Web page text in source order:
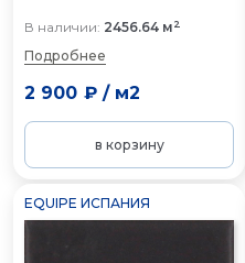
В наличии: 2456.64 м2
Подробнее
2 900 ₽/ м2
в корзину
EQUIPE ИСПАНИЯ